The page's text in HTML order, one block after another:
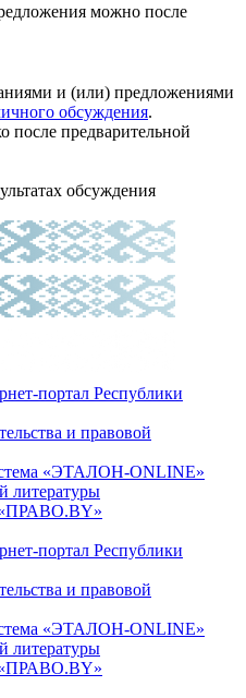
можно после
и (или) предложениями
обсуждения.
после предварительной
обсуждения
портал Республики
и правовой
«ЭТАЛОН-ONLINE»
литературы
«ПРАВО.BY»
портал Республики
и правовой
«ЭТАЛОН-ONLINE»
литературы
«ПРАВО.BY»